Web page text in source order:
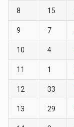
8 15
9 7
10 4
11 1
12 33
13 29